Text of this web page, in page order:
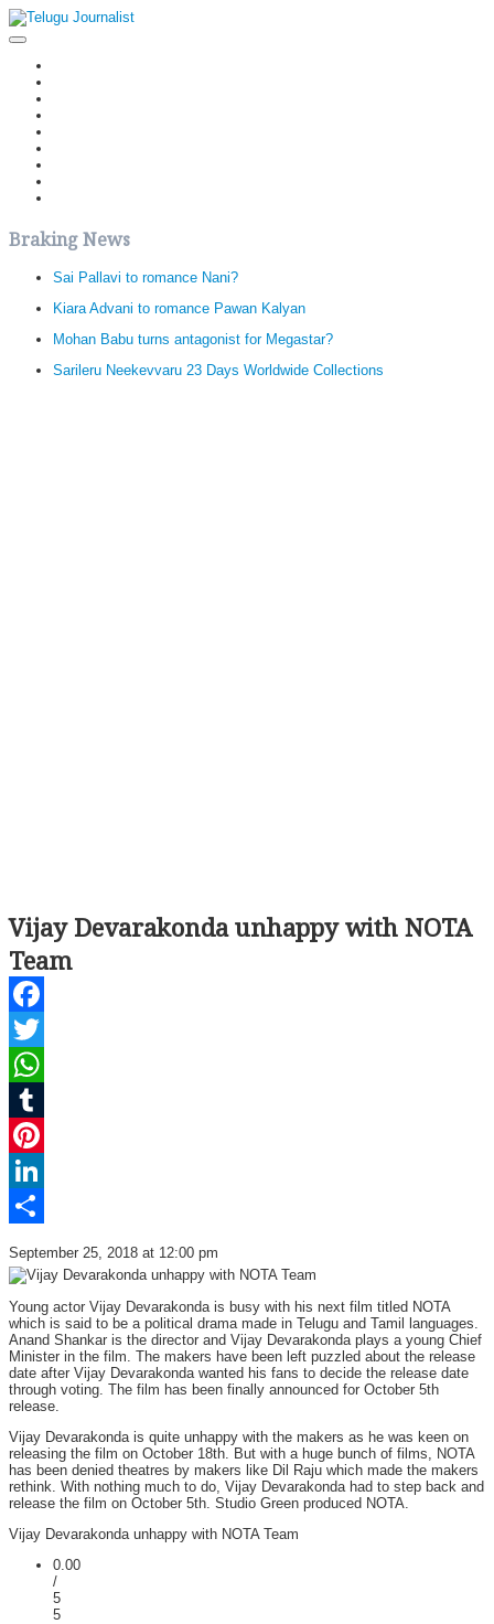
Braking News
Sai Pallavi to romance Nani?
Kiara Advani to romance Pawan Kalyan
Mohan Babu turns antagonist for Megastar?
Sarileru Neekevvaru 23 Days Worldwide Collections
Vijay Devarakonda unhappy with NOTA
Team
Facebook
Twitter
WhatsApp
Tumblr
Pinterest
LinkedIn
Share
September 25, 2018 at 12:00 pm
Young actor Vijay Devarakonda is busy with his next film titled NOTA
which is said to be a political drama made in Telugu and Tamil languages.
Anand Shankar is the director and Vijay Devarakonda plays a young Chief
Minister in the film. The makers have been left puzzled about the release
date after Vijay Devarakonda wanted his fans to decide the release date
through voting. The film has been finally announced for October 5th
release.
Vijay Devarakonda is quite unhappy with the makers as he was keen on
releasing the film on October 18th. But with a huge bunch of films, NOTA
has been denied theatres by makers like Dil Raju which made the makers
rethink. With nothing much to do, Vijay Devarakonda had to step back and
release the film on October 5th. Studio Green produced NOTA.
Vijay Devarakonda unhappy with NOTA Team
0.00
/
5
5